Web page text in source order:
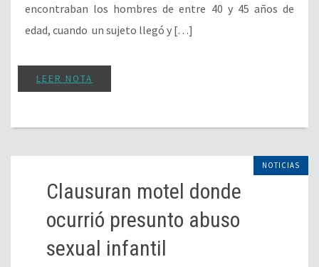
encontraban los hombres de entre 40 y 45 años de
edad, cuando un sujeto llegó y […]
LEER NOTA
NOTICIAS
Clausuran motel donde
ocurrió presunto abuso
sexual infantil